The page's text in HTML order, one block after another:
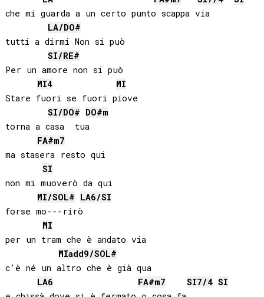
che mi guarda a un certo punto scappa via
LA/DO#
tutti a dirmi Non si può
SI/RE#
Per un amore non si può
MI4
MI
Stare fuori se fuori piove
SI/DO# DO#m
torna a casa  tua
FA#m7
ma stasera resto qui
SI
non mi muoverò da qui
MI/SOL# LA6/SI
forse mo---rirò
MI
per un tram che è andato via
MIadd9/SOL#
c'è né un altro che è già qua
LA6 FA#m7 SI7/4 SI